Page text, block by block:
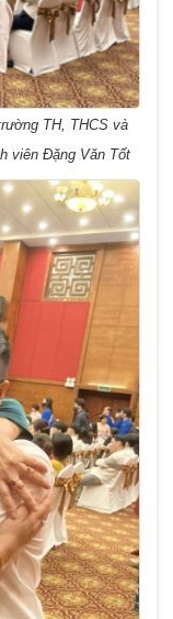
TH, THCS và
viên Đặng Văn Tốt